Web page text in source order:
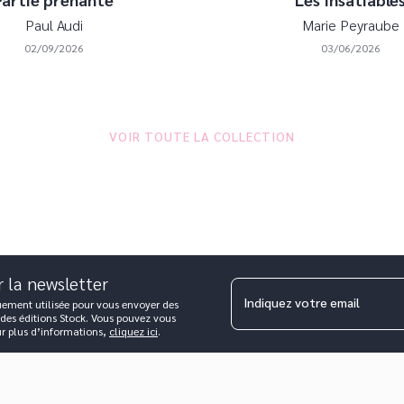
Paul Audi
02/09/2026
Marie Peyraube
03/06/2026
VOIR TOUTE LA COLLECTION
la newsletter
utilisée pour vous envoyer des
éditions Stock. Vous pouvez vous
plus d’informations, cliquez ici.
Indiquez votre email